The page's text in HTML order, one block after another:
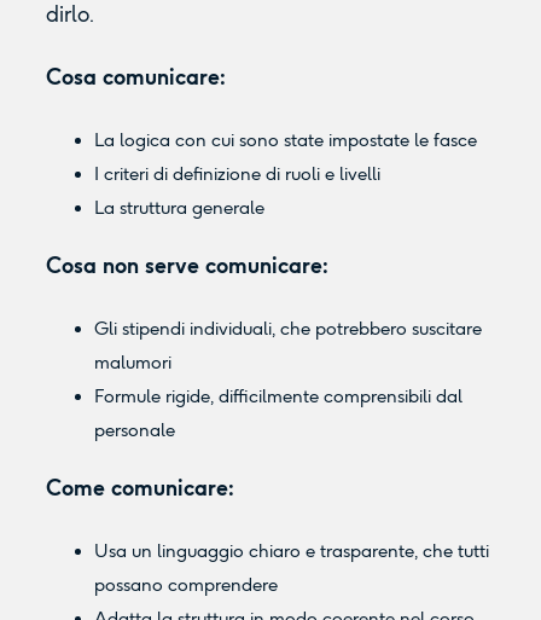
dirlo.
Cosa comunicare:
La logica con cui sono state impostate le fasce
I criteri di definizione di ruoli e livelli
La struttura generale
Cosa non serve comunicare:
Gli stipendi individuali, che potrebbero suscitare
malumori
Formule rigide, difficilmente comprensibili dal
personale
Come comunicare:
Usa un linguaggio chiaro e trasparente, che tutti
possano comprendere